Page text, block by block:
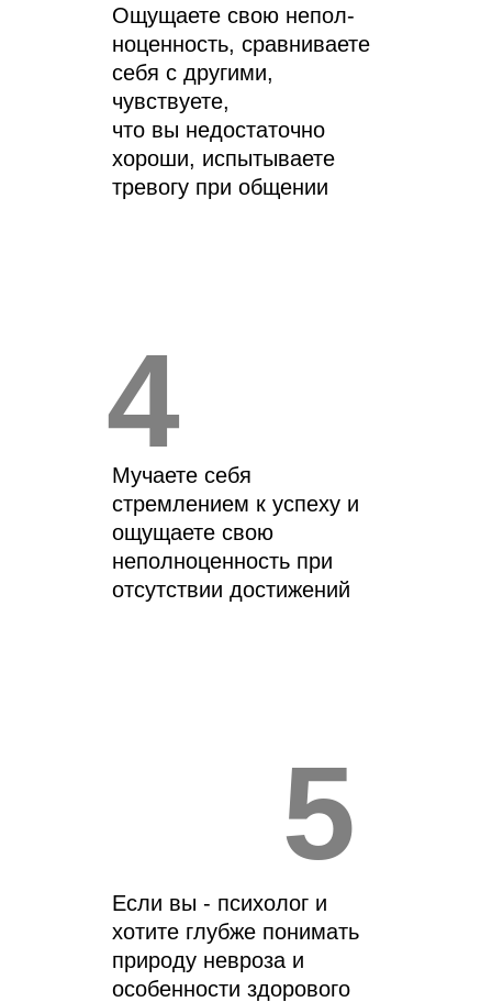
Ощущаете свою непол-
ноценность, сравниваете
себя с другими,
чувствуете,
что вы недостаточно
хороши, испытываете
тревогу при общении
Мучаете себя
стремлением к успеху и
ощущаете свою
неполноценность при
отсутствии достижений
4
Если вы - психолог и
хотите глубже понимать
природу невроза и
особенности здорового
5